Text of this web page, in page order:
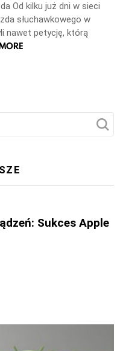
Od kilku już dni w sieci
słuchawkowego w
nawet petycję, którą
Sukces Apple